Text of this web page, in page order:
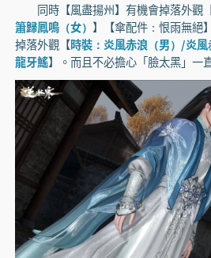
同時【風盡揚州】有機會掉落外觀
簫歸鳳鳴（女） 】【傘配件：恨雨無絕
掉落外觀【時裝：炎風赤浪（男）/炎風
龍牙鰩】。而且不必擔心「臉太黑」一